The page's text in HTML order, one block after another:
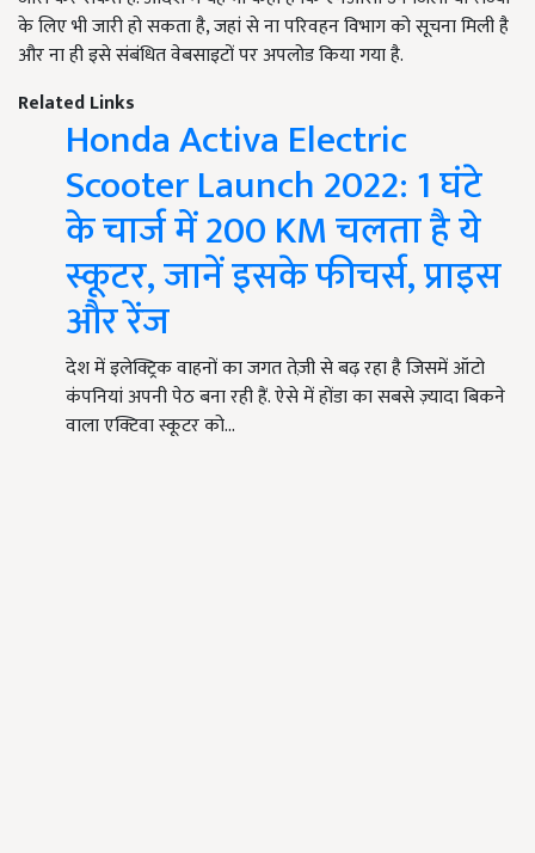
के लिए भी जारी हो सकता है, जहां से ना परिवहन विभाग को सूचना मिली है
और ना ही इसे संबंधित वेबसाइटों पर अपलोड किया गया है.
Related Links
Honda Activa Electric
Scooter Launch 2022: 1 घंटे
के चार्ज में 200 KM चलता है ये
स्कूटर, जानें इसके फीचर्स, प्राइस
और रेंज
देश में इलेक्ट्रिक वाहनों का जगत तेज़ी से बढ़ रहा है जिसमें ऑटो
कंपनियां अपनी पेठ बना रही हैं. ऐसे में होंडा का सबसे ज़्यादा बिकने
वाला एक्टिवा स्कूटर को…